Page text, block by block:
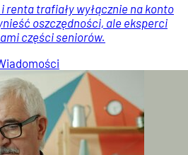
renta trafiały wyłącznie na konto
oszczędności, ale eksperci
części seniorów.